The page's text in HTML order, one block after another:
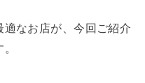
なお店が、今回ご紹介